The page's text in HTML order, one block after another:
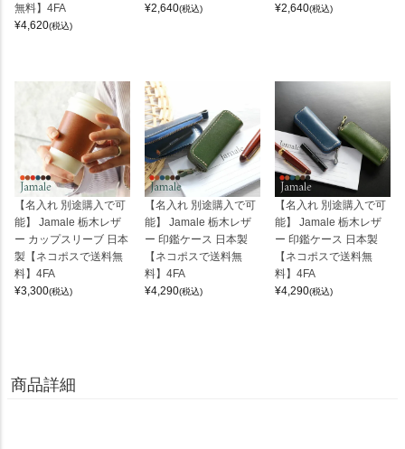
無料】4FA
¥4,620(税込)
¥2,640(税込)
¥2,640(税込)
【名入れ 別途購入で可
能】 Jamale 栃木レザ
ー カップスリーブ 日本
製【ネコポスで送料無
料】4FA
¥3,300(税込)
【名入れ 別途購入で可
能】 Jamale 栃木レザ
ー 印鑑ケース 日本製
【ネコポスで送料無
料】4FA
¥4,290(税込)
【名入れ 別途購入で可
能】 Jamale 栃木レザ
ー 印鑑ケース 日本製
【ネコポスで送料無
料】4FA
¥4,290(税込)
商品詳細